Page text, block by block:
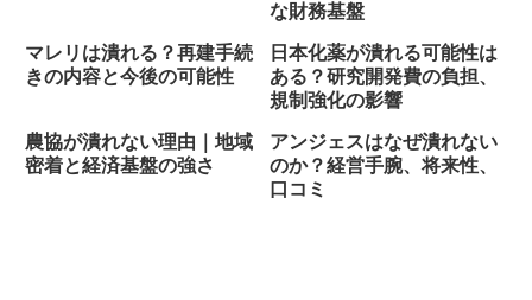
な財務基盤
マレリは潰れる？再建手続
きの内容と今後の可能性
日本化薬が潰れる可能性は
ある？研究開発費の負担、
規制強化の影響
農協が潰れない理由｜地域
密着と経済基盤の強さ
アンジェスはなぜ潰れない
のか？経営手腕、将来性、
口コミ